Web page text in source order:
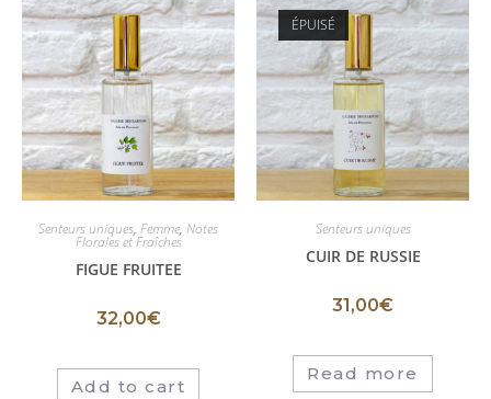
Senteurs uniques, Femme, Notes
Florales et Fraîches
FIGUE FRUITEE
32,00€
Add to cart
ÉPUISÉ
Senteurs uniques
CUIR DE RUSSIE
31,00€
Read more